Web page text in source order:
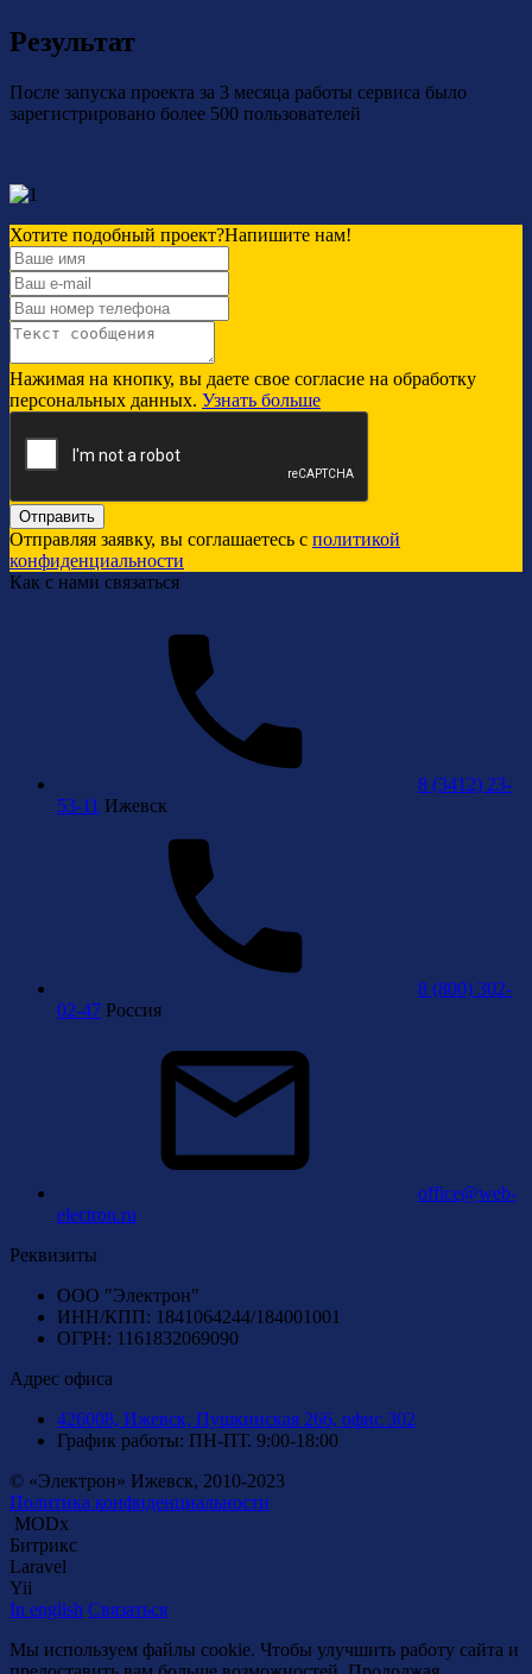
Результат
После запуска проекта за 3 месяца работы сервиса было
зарегистрировано более 500 пользователей
Хотите подобный проект?Напишите нам!
Нажимая на кнопку, вы даете свое согласие на обработку
персональных данных. Узнать больше
Отправить
Отправляя заявку, вы соглашаетесь с политикой
конфиденциальности
Как с нами связаться
8 (3412) 23-
53-11 Ижевск
8 (800) 302-
02-47 Россия
office@web-
electron.ru
Реквизиты
ООО "Электрон"
ИНН/КПП: 1841064244/184001001
ОГРН: 1161832069090
Адрес офиса
426008, Ижевск, Пушкинская 266, офис 302
График работы: ПН-ПТ. 9:00-18:00
© «Электрон» Ижевск, 2010-2023
Политика конфиденциальности
MODx
Битрикс
Laravel
Yii
In english Связаться
Мы используем файлы cookie. Чтобы улучшить работу сайта и